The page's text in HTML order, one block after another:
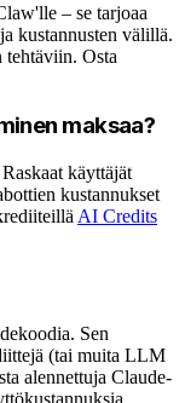
– se tarjoaa
kustannusten välillä.
Osta
maksaa?
käyttäjät
kustannukset
AI Credits
Sen
(tai muita LLM
alennettuja Claude-